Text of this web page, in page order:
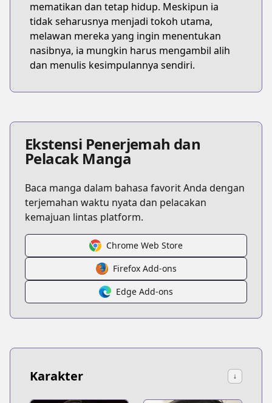
mematikan dan tetap hidup. Meskipun ia
tidak seharusnya menjadi tokoh utama,
melawan mereka yang ingin menentukan
nasibnya, ia mungkin harus mengambil alih
dan menulis kesimpulannya sendiri.
Ekstensi Penerjemah dan
Pelacak Manga
Baca manga dalam bahasa favorit Anda dengan
terjemahan waktu nyata dan pelacakan
kemajuan lintas platform.
Chrome Web Store
Firefox Add-ons
Edge Add-ons
Karakter ↓